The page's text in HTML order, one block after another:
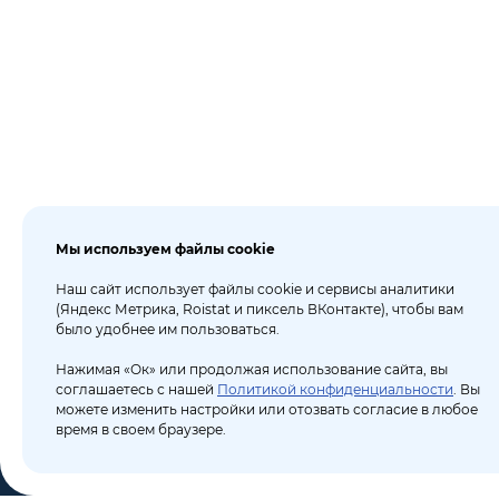
Мы используем файлы cookie
Наш сайт использует файлы cookie и сервисы аналитики
(Яндекс Метрика, Roistat и пиксель ВКонтакте), чтобы вам
было удобнее им пользоваться.
Нажимая «Ок» или продолжая использование сайта, вы
соглашаетесь с нашей Политикой конфиденциальности. Вы
можете изменить настройки или отозвать согласие в любое
время в своем браузере.